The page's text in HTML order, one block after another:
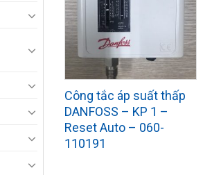
Công tắc áp suất thấp
DANFOSS – KP 1 –
Reset Auto – 060-
110191